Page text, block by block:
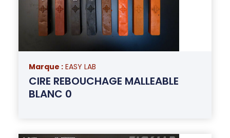
Marque : EASY LAB
CIRE REBOUCHAGE MALLEABLE
BLANC 0